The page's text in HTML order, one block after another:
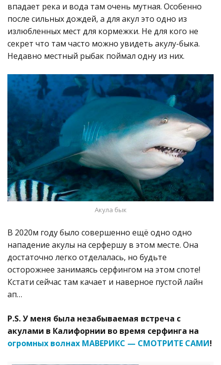
впадает река и вода там очень мутная. Особенно
после сильных дождей, а для акул это одно из
излюбленных мест для кормежки. Не для кого не
секрет что там часто можно увидеть акулу-быка.
Недавно местный рыбак поймал одну из них.
Акула бык
В 2020м году было совершенно ещё одно одно
нападение акулы на серфершу в этом месте. Она
достаточно легко отделалась, но будьте
осторожнее занимаясь серфингом на этом споте!
Кстати сейчас там качает и наверное пустой лайн
ап…
P.S. У меня была незабываемая встреча с
акулами в Калифорнии во время серфинга на
огромных волнах МАВЕРИКС — СМОТРИТЕ САМИ!